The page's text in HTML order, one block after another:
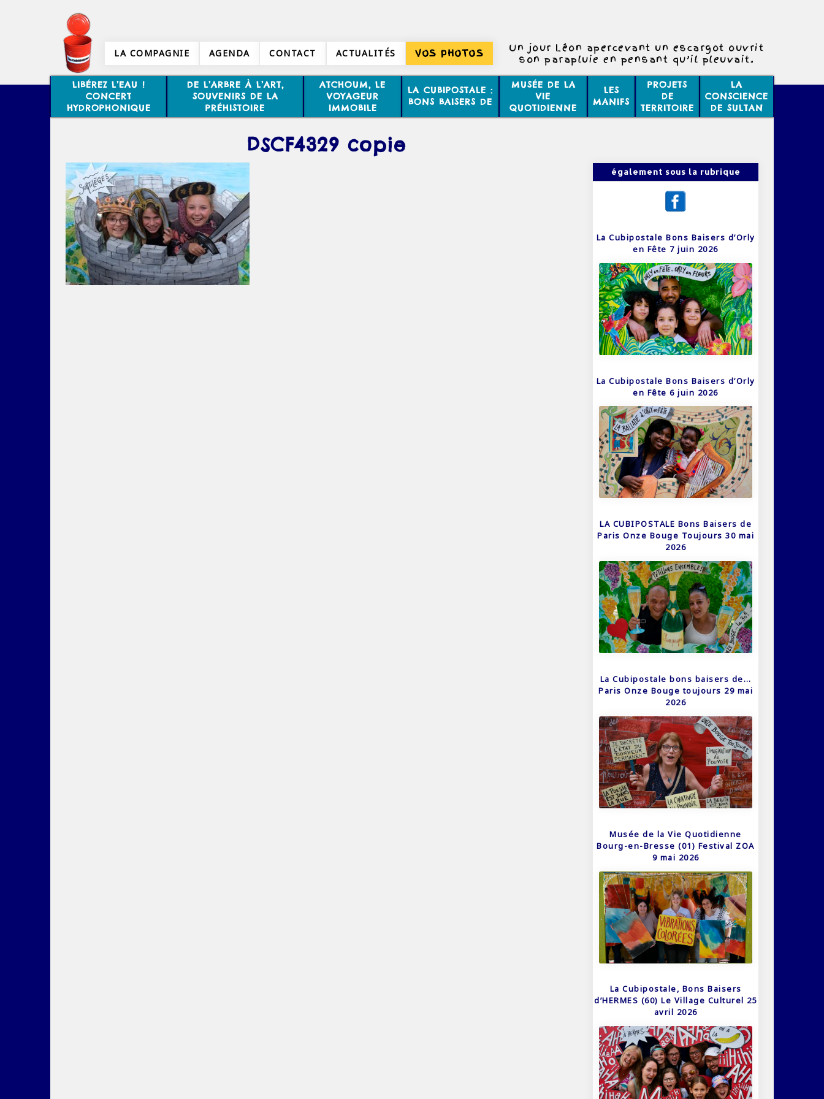
LA COMPAGNIE AGENDA CONTACT ACTUALITÉS VOS PHOTOS
Un jour Léon apercevant un escargot ouvrit
son parapluie en pensant qu’il pleuvait.
C’était exact !
LIBÉREZ L’EAU !
CONCERT
HYDROPHONIQUE
DE L’ARBRE À L’ART,
SOUVENIRS DE LA
PRÉHISTOIRE
ATCHOUM, LE
VOYAGEUR
IMMOBILE
LA CUBIPOSTALE :
BONS BAISERS DE
MUSÉE DE LA
VIE
QUOTIDIENNE
LES
MANIFS
PROJETS
DE
TERRITOIRE
LA
CONSCIENCE
DE SULTAN
DSCF4329 copie
également sous la rubrique
La Cubipostale Bons Baisers d’Orly
en Fête 7 juin 2026
La Cubipostale Bons Baisers d’Orly
en Fête 6 juin 2026
LA CUBIPOSTALE Bons Baisers de
Paris Onze Bouge Toujours 30 mai
2026
La Cubipostale bons baisers de…
Paris Onze Bouge toujours 29 mai
2026
Musée de la Vie Quotidienne
Bourg-en-Bresse (01) Festival ZOA
9 mai 2026
La Cubipostale, Bons Baisers
d’HERMES (60) Le Village Culturel 25
avril 2026